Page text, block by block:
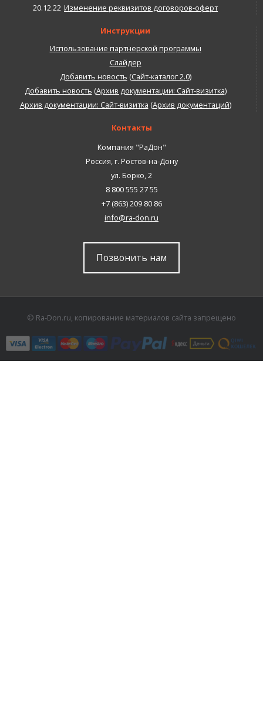
20.12.22 Изменение реквизитов договоров-оферт
Инструкции
Использование партнерской программы
Слайдер
Добавить новость (Сайт-каталог 2.0)
Добавить новость (Архив документации: Сайт-визитка)
Архив документации: Сайт-визитка (Архив документаций)
Контакты
Компания "РаДон"
Россия,г. Ростов-на-Дону
ул. Борко, 2
8 800 555 27 55
+7 (863) 209 80 86
info@ra-don.ru
Позвонить нам
© Ra-Don.ru, копирование материалов сайта запрещено